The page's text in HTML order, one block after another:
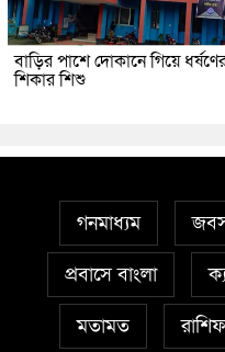
বাড়ির পাশে দোকানে গিয়ে
শিকার শিশু
গনমাধ্যম
প্রবাসে বাংলা
মতামত